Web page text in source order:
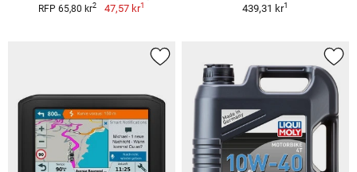
RFP 65,80 kr2 47,57 kr1
439,31 kr1